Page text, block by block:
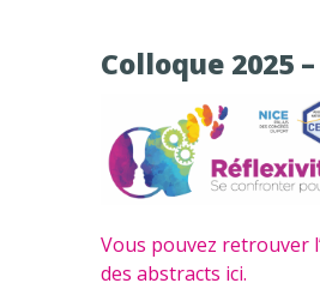
Colloque 2025
Vous pouvez retrouver
des abstracts ici.